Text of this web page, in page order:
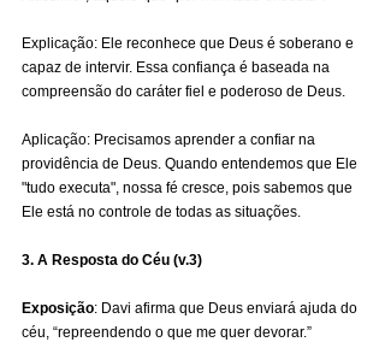
Explicação: Ele reconhece que Deus é soberano e
capaz de intervir. Essa confiança é baseada na
compreensão do caráter fiel e poderoso de Deus.
Aplicação: Precisamos aprender a confiar na
providência de Deus. Quando entendemos que Ele
"tudo executa", nossa fé cresce, pois sabemos que
Ele está no controle de todas as situações.
3. A Resposta do Céu (v.3)
Exposição: Davi afirma que Deus enviará ajuda do
céu, “repreendendo o que me quer devorar.”